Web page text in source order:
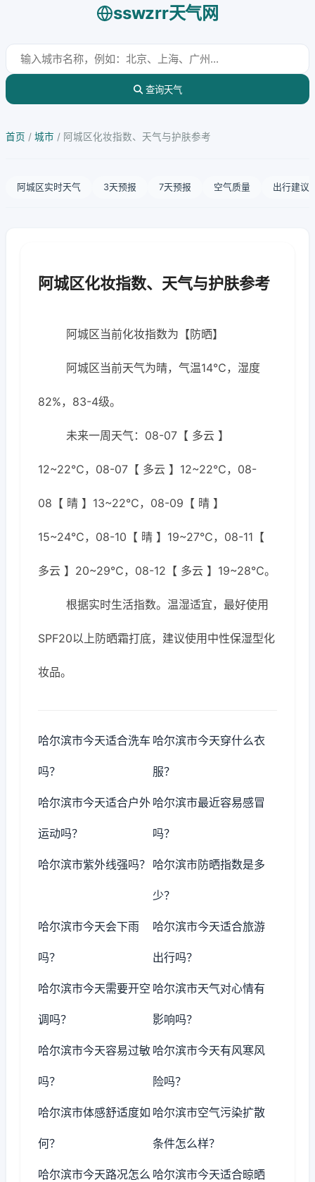
sswzrr天气网
查询天气
首页 / 城市 / 阿城区化妆指数、天气与护肤参考
阿城区实时天气 3天预报 7天预报 空气质量 出行建议
阿城区化妆指数、天气与护肤参考
阿城区当前化妆指数为【防晒】
阿城区当前天气为晴，气温14℃，湿度
82%，83-4级。
未来一周天气：08-07【 多云 】
12~22℃，08-07【 多云 】12~22℃，08-
08【 晴 】13~22℃，08-09【 晴 】
15~24℃，08-10【 晴 】19~27℃，08-11【
多云 】20~29℃，08-12【 多云 】19~28℃。
根据实时生活指数。温湿适宜，最好使用
SPF20以上防晒霜打底，建议使用中性保湿型化
妆品。
哈尔滨市今天适合洗车
吗？
哈尔滨市今天穿什么衣
服？
哈尔滨市今天适合户外
运动吗？
哈尔滨市最近容易感冒
吗？
哈尔滨市紫外线强吗？ 哈尔滨市防晒指数是多
少？
哈尔滨市今天会下雨
吗？
哈尔滨市今天适合旅游
出行吗？
哈尔滨市今天需要开空
调吗？
哈尔滨市天气对心情有
影响吗？
哈尔滨市今天容易过敏
吗？
哈尔滨市今天有风寒风
险吗？
哈尔滨市体感舒适度如
何？
哈尔滨市空气污染扩散
条件怎么样？
哈尔滨市今天路况怎么 哈尔滨市今天适合晾晒